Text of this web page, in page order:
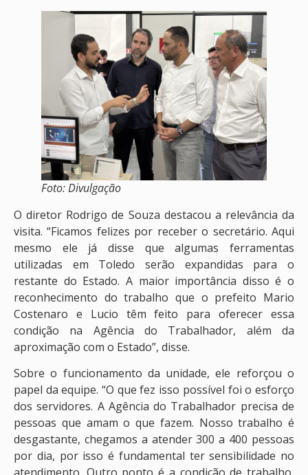
Foto: Divulgação
O diretor Rodrigo de Souza destacou a relevância da
visita. “Ficamos felizes por receber o secretário. Aqui
mesmo ele já disse que algumas ferramentas
utilizadas em Toledo serão expandidas para o
restante do Estado. A maior importância disso é o
reconhecimento do trabalho que o prefeito Mario
Costenaro e Lucio têm feito para oferecer essa
condição na Agência do Trabalhador, além da
aproximação com o Estado”, disse.
Sobre o funcionamento da unidade, ele reforçou o
papel da equipe. “O que fez isso possível foi o esforço
dos servidores. A Agência do Trabalhador precisa de
pessoas que amam o que fazem. Nosso trabalho é
desgastante, chegamos a atender 300 a 400 pessoas
por dia, por isso é fundamental ter sensibilidade no